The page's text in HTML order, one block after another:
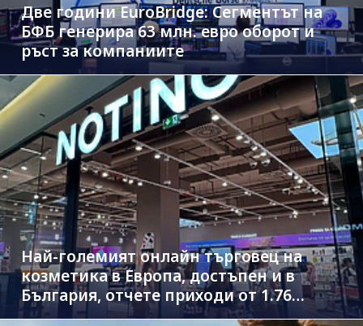
Две години EuroBridge: Сегментът на
БФБ генерира 63 млн. евро оборот и
ръст за компаниите
Най-големият онлайн търговец на
козметика в Европа, достъпен и в
България, отчете приходи от 1.76
млрд. евро